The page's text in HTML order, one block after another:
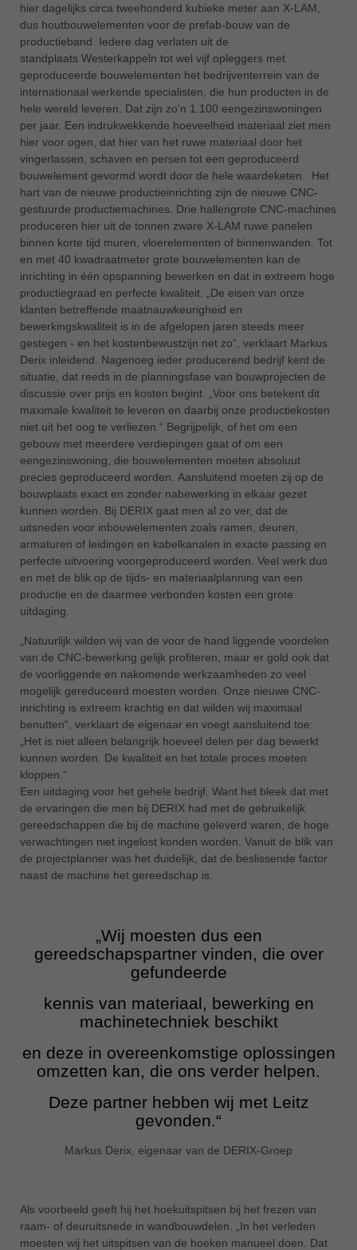
hier dagelijks circa tweehonderd kubieke meter aan X-LAM,
dus houtbouwelementen voor de prefab-bouw van de
productieband. Iedere dag verlaten uit de
standplaats Westerkappeln tot wel vijf opleggers met
geproduceerde bouwelementen het bedrijventerrein van de
internationaal werkende specialisten, die hun producten in de
hele wereld leveren. Dat zijn zo'n 1.100 eengezinswoningen
per jaar. Een indrukwekkende hoeveelheid materiaal ziet men
hier voor ogen, dat hier van het ruwe materiaal door het
vingerlassen, schaven en persen tot een geproduceerd
bouwelement gevormd wordt door de hele waardeketen. Het
hart van de nieuwe productieinrichting zijn de nieuwe CNC-
gestuurde productiemachines. Drie hallengrote CNC-machines
produceren hier uit de tonnen zware X-LAM ruwe panelen
binnen korte tijd muren, vloerelementen of binnenwanden. Tot
en met 40 kwadraatmeter grote bouwelementen kan de
inrichting in één opspanning bewerken en dat in extreem hoge
productiegraad en perfecte kwaliteit. „De eisen van onze
klanten betreffende maatnauwkeurigheid en
bewerkingskwaliteit is in de afgelopen jaren steeds meer
gestegen - en het kostenbewustzijn net zo“, verklaart Markus
Derix inleidend. Nagenoeg ieder producerend bedrijf kent de
situatie, dat reeds in de planningsfase van bouwprojecten de
discussie over prijs en kosten begint. „Voor ons betekent dit
maximale kwaliteit te leveren en daarbij onze productiekosten
niet uit het oog te verliezen.“ Begrijpelijk, of het om een
gebouw met meerdere verdiepingen gaat of om een
eengezinswoning, die bouwelementen moeten absoluut
precies geproduceerd worden. Aansluitend moeten zij op de
bouwplaats exact en zonder nabewerking in elkaar gezet
kunnen worden. Bij DERIX gaat men al zo ver, dat de
uitsneden voor inbouwelementen zoals ramen, deuren,
armaturen of leidingen en kabelkanalen in exacte passing en
perfecte uitvoering voorgeproduceerd worden. Veel werk dus
en met de blik op de tijds- en materiaalplanning van een
productie en de daarmee verbonden kosten een grote
uitdaging.
„Natuurlijk wilden wij van de voor de hand liggende voordelen
van de CNC-bewerking gelijk profiteren, maar er gold ook dat
de voorliggende en nakomende werkzaamheden zo veel
mogelijk gereduceerd moesten worden. Onze nieuwe CNC-
inrichting is extreem krachtig en dat wilden wij maximaal
benutten“, verklaart de eigenaar en voegt aansluitend toe:
„Het is niet alleen belangrijk hoeveel delen per dag bewerkt
kunnen worden. De kwaliteit en het totale proces moeten
kloppen.“
Een uitdaging voor het gehele bedrijf. Want het bleek dat met
de ervaringen die men bij DERIX had met de gebruikelijk
gereedschappen die bij de machine geleverd waren, de hoge
verwachtingen niet ingelost konden worden. Vanuit de blik van
de projectplanner was het duidelijk, dat de beslissende factor
naast de machine het gereedschap is.
„Wij moesten dus een
gereedschapspartner vinden, die over
gefundeerde
kennis van materiaal, bewerking en
machinetechniek beschikt
en deze in overeenkomstige oplossingen
omzetten kan, die ons verder helpen.
Deze partner hebben wij met Leitz
gevonden.“
Markus Derix, eigenaar van de DERIX-Groep
Als voorbeeld geeft hij het hoekuitspitsen bij het frezen van
raam- of deuruitsnede in wandbouwdelen. „In het verleden
moesten wij het uitspitsen van de hoeken manueel doen. Dat